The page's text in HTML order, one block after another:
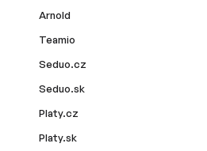
Arnold
Teamio
Seduo.cz
Seduo.sk
Platy.cz
Platy.sk